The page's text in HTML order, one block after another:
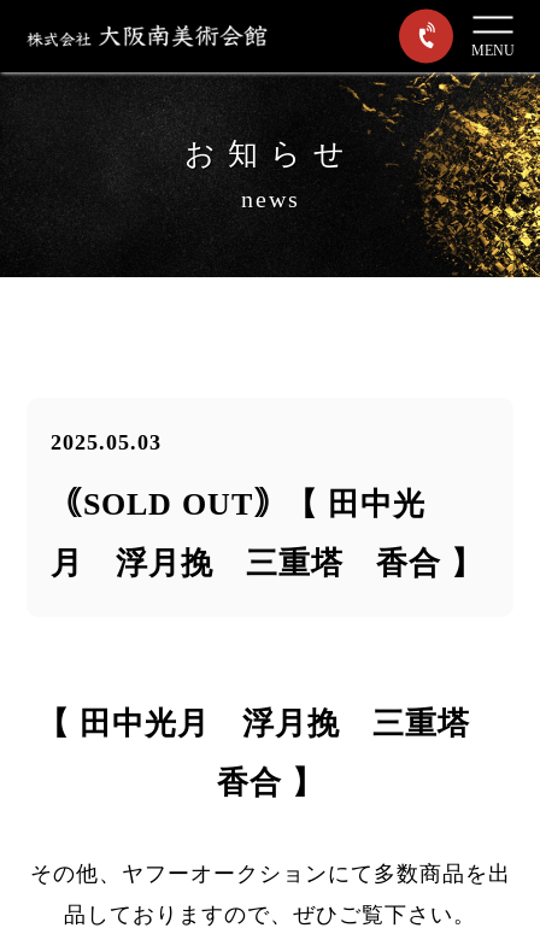
MENU
お知らせ
news
2025.05.03
｟SOLD OUT｠【 田中光
月 浮月挽 三重塔 香合 】
【 田中光月 浮月挽 三重塔
香合 】
その他、ヤフーオークションにて多数商品を出
品しておりますので、ぜひご覧下さい。